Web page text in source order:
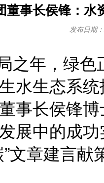
董事长侯锋：
发布日期
之年，绿
水生态系
事长侯锋
展中的成
文章建言献